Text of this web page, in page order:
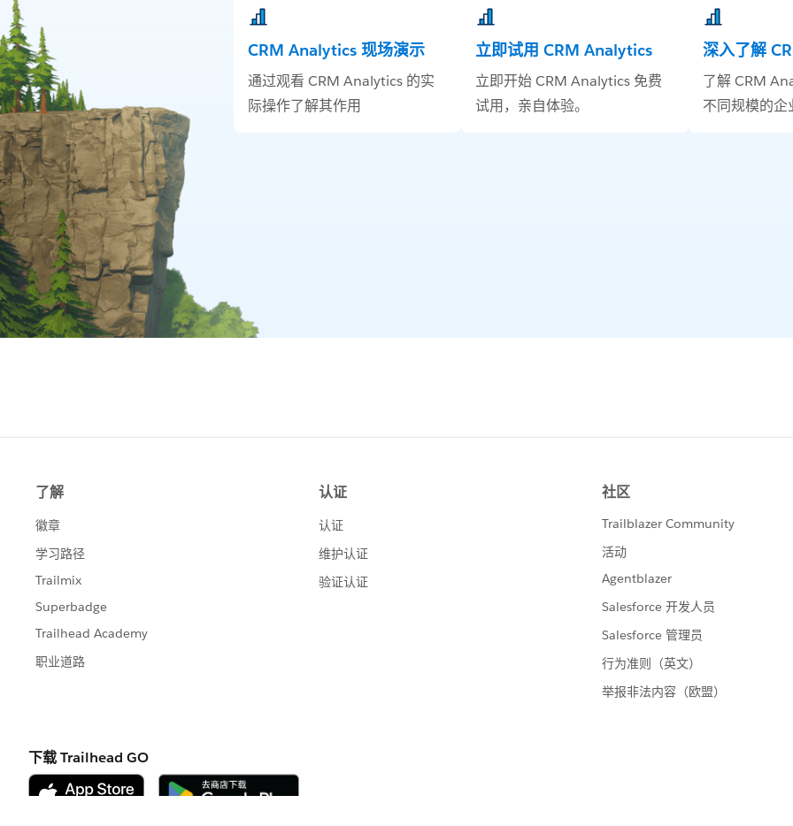
CRM Analytics 现场演示
通过观看 CRM Analytics 的实
际操作了解其作用
立即试用 CRM Analytics
立即开始 CRM Analytics 免费
试用，亲自体验。
深入了解
了解 CRM
不同规模的企